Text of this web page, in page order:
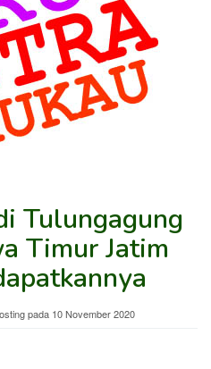
Tulungagung
Timur Jatim
pada 10 November 2020